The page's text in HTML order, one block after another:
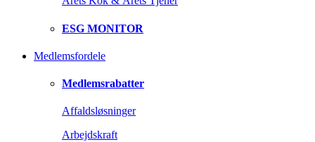
ESG MONITOR
Medlemsfordele
Medlemsrabatter
Affaldsløsninger
Arbejdskraft